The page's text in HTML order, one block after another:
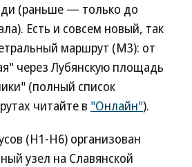
(раньше — только до
Есть и совсем новый, так
маршрут (М3): от
через Лубянскую площадь
(полный список
читайте в "Онлайн").
(Н1-Н6) организован
узел на Славянской